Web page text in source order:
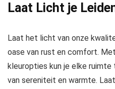
Laat Licht je
Laat het licht van onze
oase van rust en comfort.
kleuropties kun je elke
van sereniteit en warmte.